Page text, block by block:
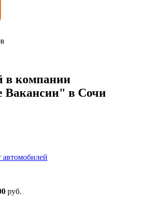
в компании
Вакансии" в Сочи
автомобилей
руб.